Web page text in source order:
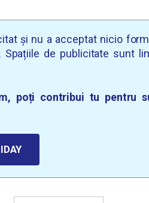
și nu a acceptat nicio
Spațiile de publicitate sunt
poți contribui tu pentru